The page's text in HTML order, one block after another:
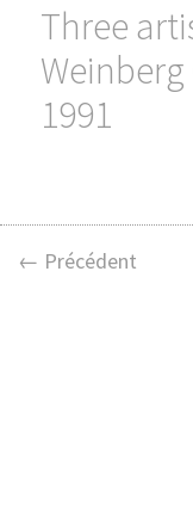
Three
Weinberg
1991
← Précédent